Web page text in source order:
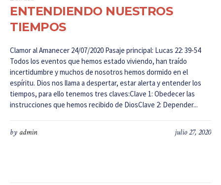
ENTENDIENDO NUESTROS
TIEMPOS
Clamor al Amanecer 24/07/2020 Pasaje principal: Lucas 22: 39-54
Todos los eventos que hemos estado viviendo, han traído
incertidumbre y muchos de nosotros hemos dormido en el
espíritu. Dios nos llama a despertar, estar alerta y entender los
tiempos, para ello tenemos tres claves:Clave 1: Obedecer las
instrucciones que hemos recibido de DiosClave 2: Depender...
julio 27, 2020
by admin